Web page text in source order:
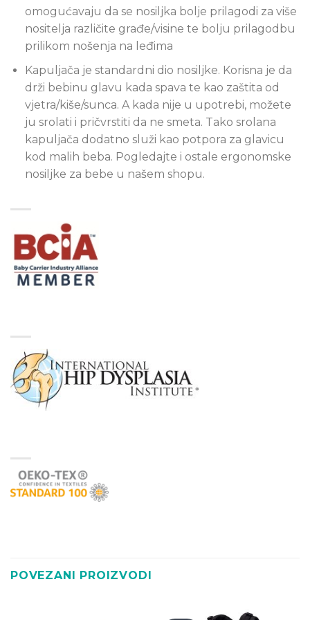
omogućavaju da se nosiljka bolje prilagodi za više
nositelja različite građe/visine te bolju prilagodbu
prilikom nošenja na leđima
Kapuljača je standardni dio nosiljke. Korisna je da
drži bebinu glavu kada spava te kao zaštita od
vjetra/kiše/sunca. A kada nije u upotrebi, možete
ju srolati i pričvrstiti da ne smeta. Tako srolana
kapuljača dodatno služi kao potpora za glavicu
kod malih beba. Pogledajte i ostale ergonomske
nosiljke za bebe u našem shopu.
POVEZANI PROIZVODI